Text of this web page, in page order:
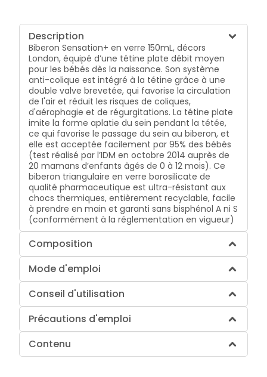
Description
Biberon Sensation+ en verre 150mL, décors
London, équipé d’une tétine plate débit moyen
pour les bébés dès la naissance. Son système
anti-colique est intégré à la tétine grâce à une
double valve brevetée, qui favorise la circulation
de l'air et réduit les risques de coliques,
d'aérophagie et de régurgitations. La tétine plate
imite la forme aplatie du sein pendant la tétée,
ce qui favorise le passage du sein au biberon, et
elle est acceptée facilement par 95% des bébés
(test réalisé par l’IDM en octobre 2014 auprès de
20 mamans d’enfants âgés de 0 à 12 mois). Ce
biberon triangulaire en verre borosilicate de
qualité pharmaceutique est ultra-résistant aux
chocs thermiques, entièrement recyclable, facile
à prendre en main et garanti sans bisphénol A ni S
(conformément à la réglementation en vigueur)
Composition
Mode d'emploi
Conseil d'utilisation
Précautions d'emploi
Contenu